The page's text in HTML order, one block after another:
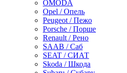
OMODA
Opel / Опель
Peugeot / Пежо
Porsche / Порше
Renault / Рено
SAAB / Саб
SEAT / СИАТ
Skoda / Шкода